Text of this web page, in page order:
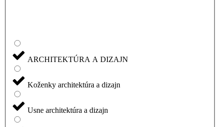
ARCHITEKTÚRA A DIZAJN
Koženky architektúra a dizajn
Usne architektúra a dizajn